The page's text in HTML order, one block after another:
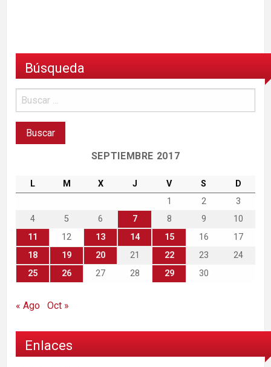
Búsqueda
SEPTIEMBRE 2017
L M X J V S
D
1
2
3
4
5 6 7 8 9
10
11
12 13 14 15 16
17
18
19 20 21 22 23
24
25
26 27 28 29 30
« Ago Oct »
Enlaces